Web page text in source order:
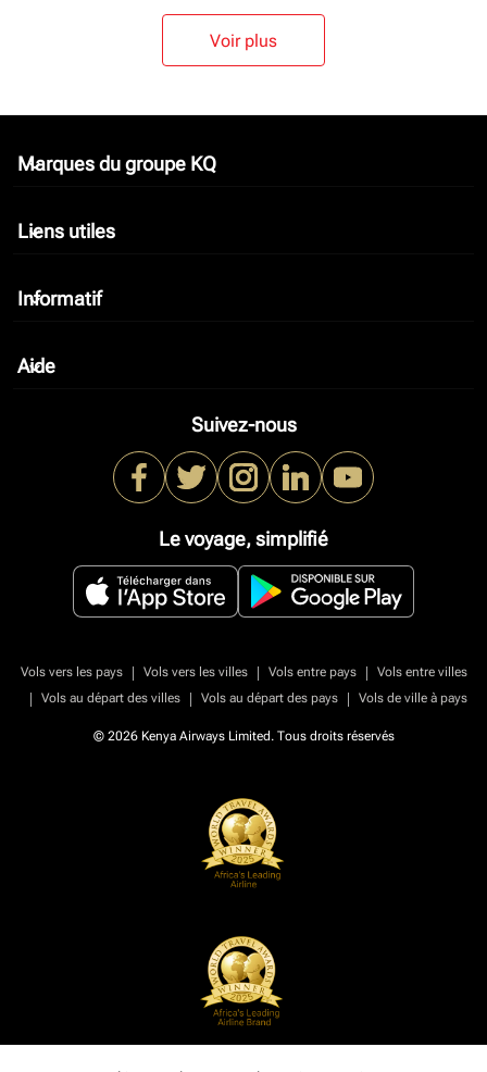
Voir plus
Marques du groupe KQ
keyboard_arrow_down
Liens utiles
keyboard_arrow_down
Informatif
keyboard_arrow_down
Aide
keyboard_arrow_down
Suivez-nous
Le voyage, simplifié
Vols vers les pays | Vols vers les villes | Vols entre pays |
Vols entre villes
|
Vols au départ des villes | Vols au départ des pays | Vols de ville à pays
© 2026 Kenya Airways Limited. Tous droits réservés